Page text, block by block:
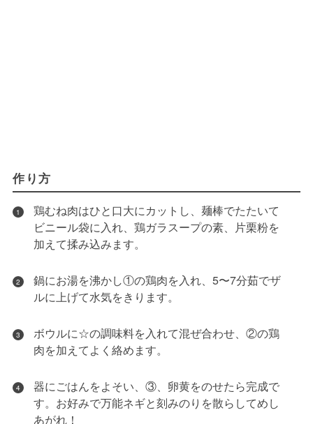
作り方
1
鶏むね肉はひと口大にカットし、麺棒でたたいて
ビニール袋に入れ、鶏ガラスープの素、片栗粉を
加えて揉み込みます。
2
鍋にお湯を沸かし①の鶏肉を入れ、5〜7分茹でザ
ルに上げて水気をきります。
3
ボウルに☆の調味料を入れて混ぜ合わせ、②の鶏
肉を加えてよく絡めます。
4
器にごはんをよそい、③、卵黄をのせたら完成で
す。お好みで万能ネギと刻みのりを散らしてめし
あがれ！